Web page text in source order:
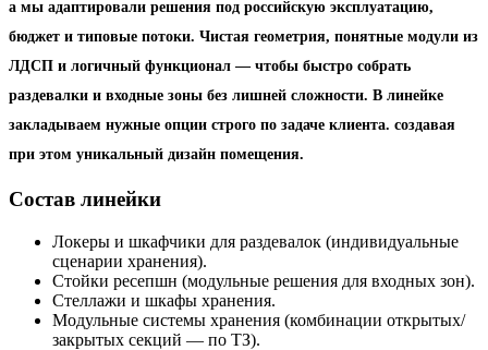
а мы адаптировали решения под российскую эксплуатацию,
бюджет и типовые потоки. Чистая геометрия, понятные модули из
ЛДСП и логичный функционал — чтобы быстро собрать
раздевалки и входные зоны без лишней сложности. В линейке
закладываем нужные опции строго по задаче клиента. создавая
при этом уникальный дизайн помещения.
Состав линейки
Локеры и шкафчики для раздевалок (индивидуальные
сценарии хранения).
Стойки ресепшн (модульные решения для входных зон).
Стеллажи и шкафы хранения.
Модульные системы хранения (комбинации открытых/
закрытых секций — по ТЗ).